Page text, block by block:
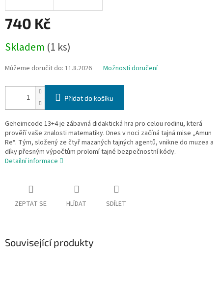
740 Kč
cena:
Skladem (1 ks)
Můžeme doručit do: 11.8.2026 Možnosti doručení
Přidat do košíku
Geheimcode 13+4 je zábavná didaktická hra pro celou rodinu, která
prověří vaše znalosti matematiky. Dnes v noci začíná tajná mise „Amun
Re“. Tým, složený ze čtyř mazaných tajných agentů, vnikne do muzea a
díky přesným výpočtům prolomí tajné bezpečnostní kódy.
Detailní informace
ZEPTAT SE HLÍDAT SDÍLET
Související produkty